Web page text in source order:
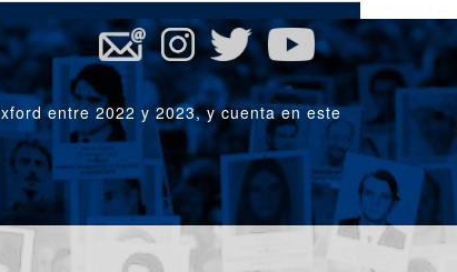
entre 2022 y 2023, y cuenta en este